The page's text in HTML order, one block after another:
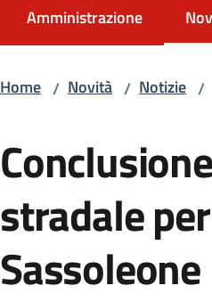
Amministrazione
Home / Novità / Notizie /
stradale
Sassoleone